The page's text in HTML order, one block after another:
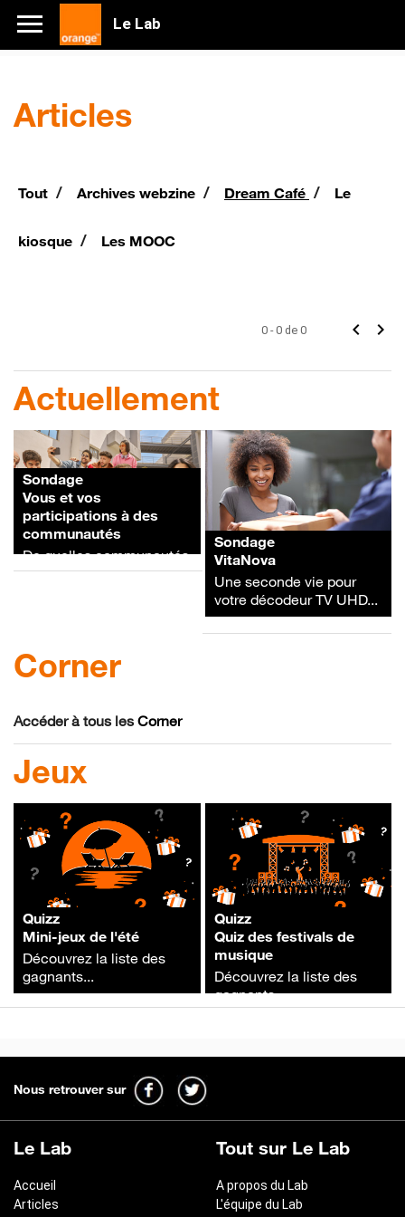
Le Lab
Articles
Tout / Archives webzine / Dream Café / Le
kiosque / Les MOOC
0 - 0 de 0 chevron_left chevron_right
Actuellement
Sondage
Vous et vos
participations à des
communautés
De quelles communautés
êtes-vous membres ?
Sondage
VitaNova
Une seconde vie pour
votre décodeur TV UHD...
Corner
Accéder à tous lesCorner
Jeux
Quizz
Mini-jeux de l'été
Découvrez la liste des
gagnants...
Quizz
Quiz des festivals de
musique
Découvrez la liste des
gagnants...
Nous retrouver sur
Le Lab
Accueil
Articles
Tout sur Le Lab
A propos du Lab
L'équipe du Lab